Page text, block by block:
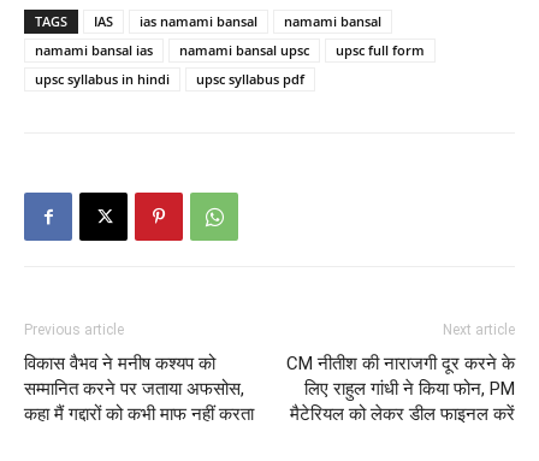
TAGS IAS ias namami bansal
namami bansal
namami bansal ias
namami bansal upsc
upsc full form
upsc syllabus in hindi
upsc syllabus pdf
Previous article
विकास वैभव ने मनीष कश्यप को
सम्मानित करने पर जताया अफसोस,
कहा मैं गद्दारों को कभी माफ नहीं करता
Next article
CM नीतीश की नाराजगी दूर करने के
लिए राहुल गांधी ने किया फोन, PM
मैटेरियल को लेकर डील फाइनल करें